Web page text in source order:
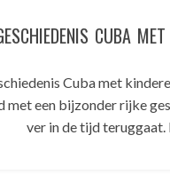
CUBA MET
Cuba met
met een bijzonder rijke
ver in de tijd